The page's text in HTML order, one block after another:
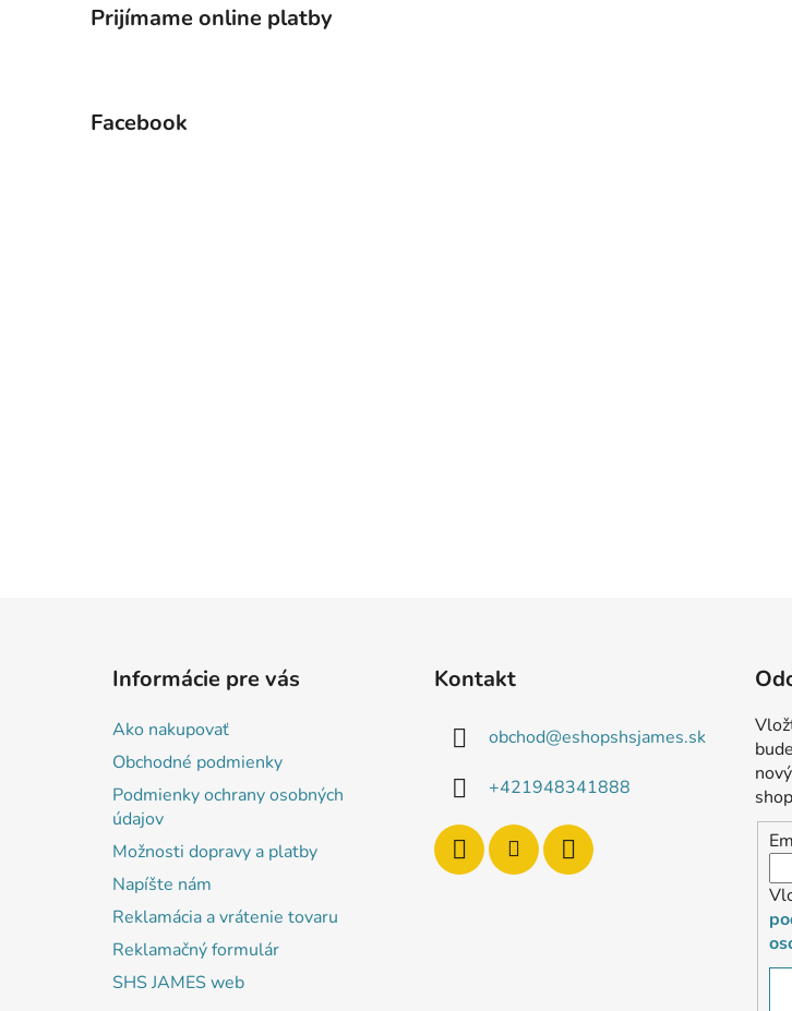
Prijímame online platby
Facebook
Informácie pre vás
Ako nakupovať
Obchodné podmienky
Podmienky ochrany osobných
údajov
Možnosti dopravy a platby
Napíšte nám
Reklamácia a vrátenie tovaru
Reklamačný formulár
SHS JAMES web
Kontakt
obchod@eshopshsjames.sk
+421948341888